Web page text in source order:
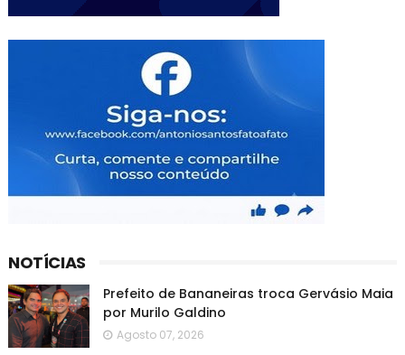
NOTÍCIAS
Prefeito de Bananeiras troca Gervásio Maia
por Murilo Galdino
Agosto 07, 2026